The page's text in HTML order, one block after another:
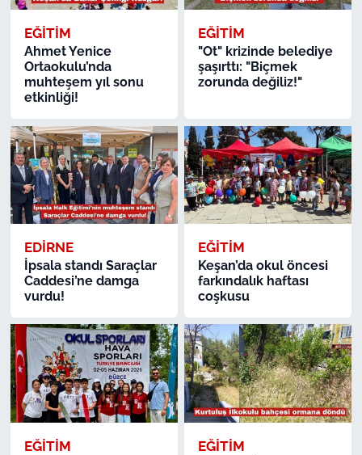
EĞİTİM
Ahmet Yenice
Ortaokulu’nda
muhteşem yıl sonu
etkinliği!
EĞİTİM
"Ot" krizinde belediye
şaşırttı: "Biçmek
zorunda değiliz!"
EDİRNE
İpsala standı Saraçlar
Caddesi’ne damga
vurdu!
EĞİTİM
Keşan’da okul öncesi
farkındalık haftası
coşkusu
EĞİTİM EĞİTİM